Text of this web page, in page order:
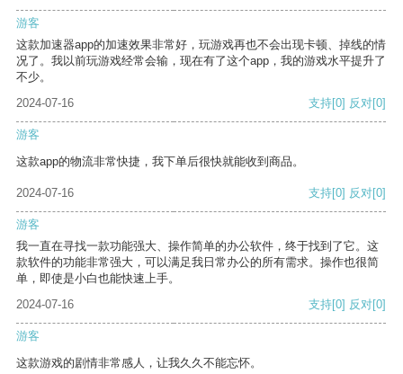
游客
这款加速器app的加速效果非常好，玩游戏再也不会出现卡顿、掉线的情
况了。我以前玩游戏经常会输，现在有了这个app，我的游戏水平提升了
不少。
2024-07-16
支持[0] 反对[0]
游客
这款app的物流非常快捷，我下单后很快就能收到商品。
2024-07-16 支持[0] 反对[0]
游客
我一直在寻找一款功能强大、操作简单的办公软件，终于找到了它。这
款软件的功能非常强大，可以满足我日常办公的所有需求。操作也很简
单，即使是小白也能快速上手。
2024-07-16
支持[0] 反对[0]
游客
这款游戏的剧情非常感人，让我久久不能忘怀。